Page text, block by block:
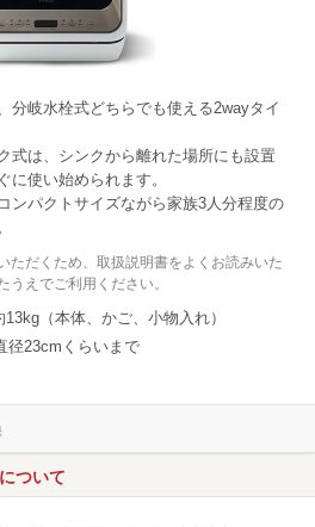
分岐水栓式どちらでも使える2wayタイ
式は、シンクから離れた場所にも設置
に使い始められます。
ンパクトサイズながら家族3人分程度の
ただくため、取扱説明書をよくお読みいた
うえでご利用ください。
13kg（本体、かご、小物入れ）
径23cmくらいまで
ついて